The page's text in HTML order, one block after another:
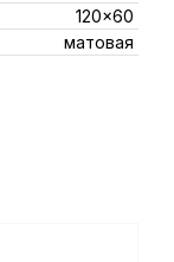
120x60
матовая